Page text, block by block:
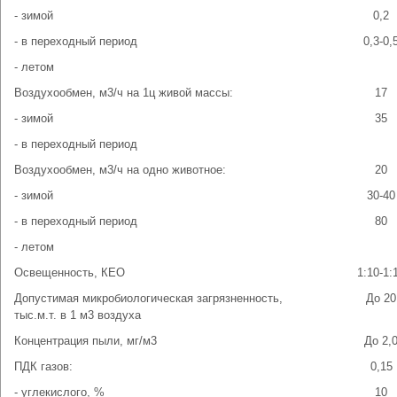
- зимой
- в переходный период
- летом
0,2
0,3-
Воздухообмен, м3/ч на 1ц живой массы:
- зимой
- в переходный период
17
35
Воздухообмен, м3/ч на одно животное:
- зимой
- в переходный период
- летом
20
30-40
80
Освещенность, КЕО
1:10-
Допустимая микробиологическая загрязненность,
тыс.м.т. в 1 м3 воздуха
До 20
Концентрация пыли, мг/м3
До 2,0
ПДК газов:
- углекислого, %
0,15
10